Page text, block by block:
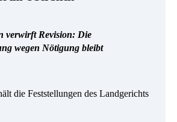
verwirft Revision: Die
wegen Nötigung bleibt
die Feststellungen des Landgerichts